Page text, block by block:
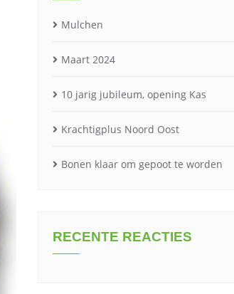
Mulchen
Maart 2024
10 jarig jubileum, opening Kas
Krachtigplus Noord Oost
Bonen klaar om gepoot te worden
RECENTE REACTIES